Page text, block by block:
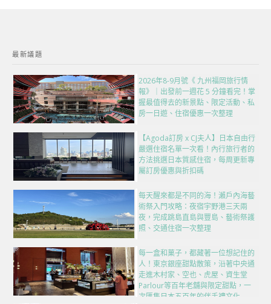
最新議題
2026年8-9月號《 九州福岡旅行情
報》｜出發前一週花 5 分鐘看完！掌
握最值得去的新景點、限定活動、私
房一日遊、住宿優惠一次整理
【Agoda訂房 x CJ夫人】日本自由行
嚴選住宿名單一次看！內行旅行者的
方法挑選日本質感住宿，每周更新專
屬訂房優惠與折扣碼
每天醒來都是不同的海！瀨戶內海藝
術祭入門攻略：夜宿宇野港三天兩
夜，完成跳島直島與豐島、藝術祭護
照、交通住宿一次整理
每一盒和菓子，都藏著一位想記住的
人！東京銀座甜點散策，沿著中央通
走進木村家、空也、虎屋、資生堂
Parlour等百年老舖與限定甜點，一
次匯集日本五百年的伴手禮文化